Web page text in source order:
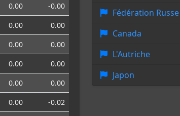
0.00
-0.00
0.00
0.00
0.00
0.00
0.00
0.00
0.00
0.00
0.00 -0.02
Fédération Russe
Canada
L'Autriche
Japon